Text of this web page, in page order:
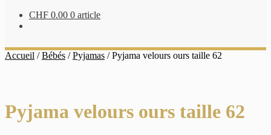
CHF 0.00 0 article
Accueil /Bébés /Pyjamas /Pyjama velours ours taille 62
Pyjama velours ours taille 62